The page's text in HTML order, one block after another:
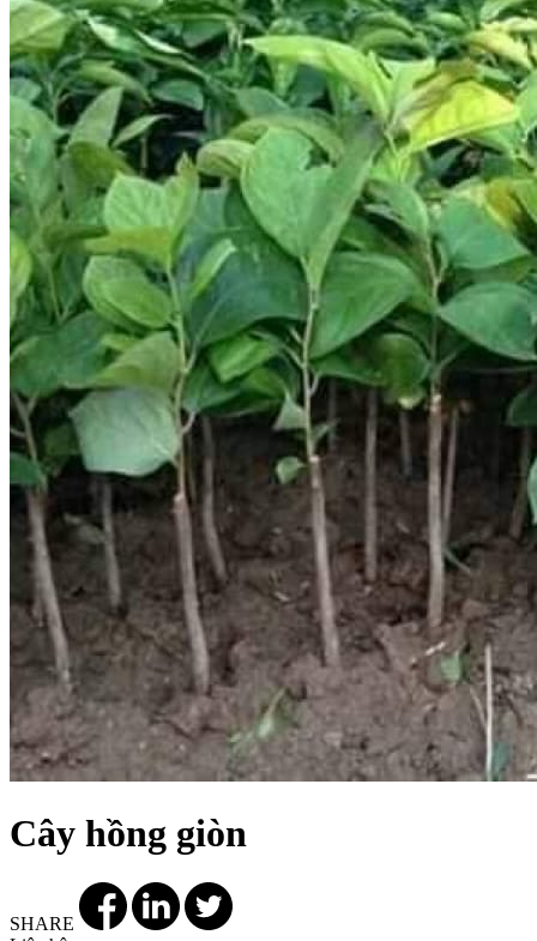
Cây hồng giòn
SHARE